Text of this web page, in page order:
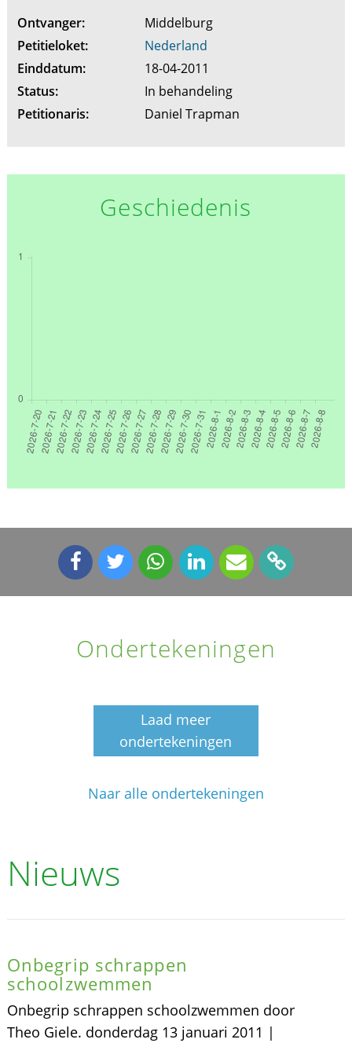
Ontvanger:
Middelburg
Petitieloket:
Nederland
Einddatum:
18-04-2011
Status:
In behandeling
Petitionaris:
Daniel Trapman
Geschiedenis
Ondertekeningen
Laad meer
ondertekeningen
Naar alle ondertekeningen
Nieuws
Onbegrip schrappen
schoolzwemmen
Onbegrip schrappen schoolzwemmen door
Theo Giele. donderdag 13 januari 2011 |